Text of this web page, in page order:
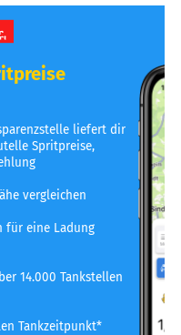
liefert dir
Spritpreise,
vergleichen
für eine Ladung
14.000 Tankstellen
Tankzeitpunkt*